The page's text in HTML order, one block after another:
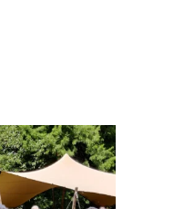
Over ons
Nieuwsbrief